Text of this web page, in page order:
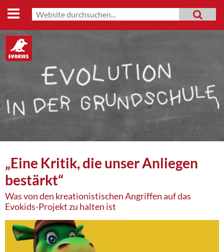
Start
Lehrmaterialien
Evo-Shop
Mitmachen
Datenschutz
Impressum
MENU
„Eine Kritik, die unser Anliegen
bestärkt“
Was von den kreationistischen Angriffen auf das
Evokids-Projekt zu halten ist
Suchformular
Suche